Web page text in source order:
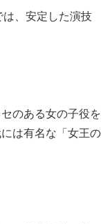
、安定した演技
のある女の子役を
は有名な「女王の